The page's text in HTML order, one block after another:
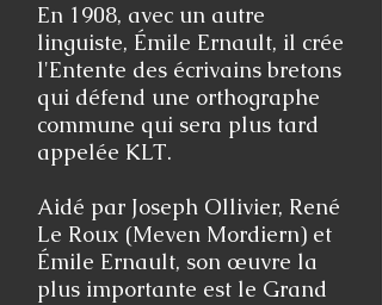
En 1908, avec un autre
linguiste, Émile Ernault, il crée
l'Entente des écrivains bretons
qui défend une orthographe
commune qui sera plus tard
appelée KLT.
Aidé par Joseph Ollivier, René
Le Roux (Meven Mordiern) et
Émile Ernault, son œuvre la
plus importante est le Grand